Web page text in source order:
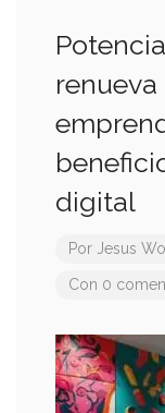
digital
Por Jesus
Con 0